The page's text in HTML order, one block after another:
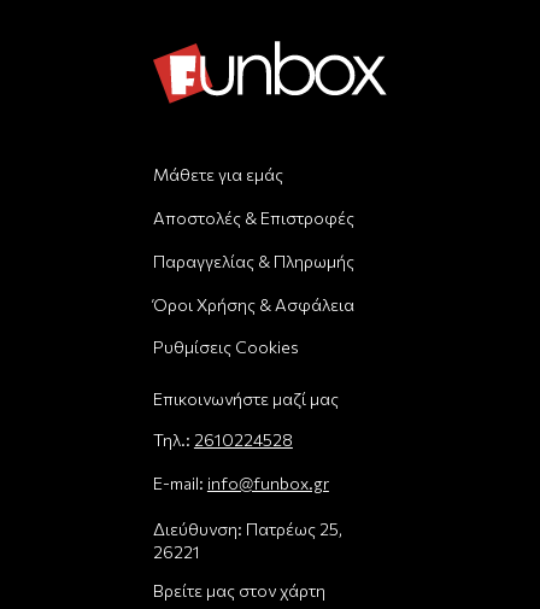
Μάθετε για εμάς
Αποστολές & Επιστροφές
Παραγγελίας & Πληρωμής
Όροι Χρήσης & Ασφάλεια
Ρυθμίσεις Cookies
Επικοινωνήστε μαζί μας
Τηλ.: 2610224528
E-mail: info@funbox.gr
Διεύθυνση: Πατρέως 25,
26221
Βρείτε μας στον χάρτη